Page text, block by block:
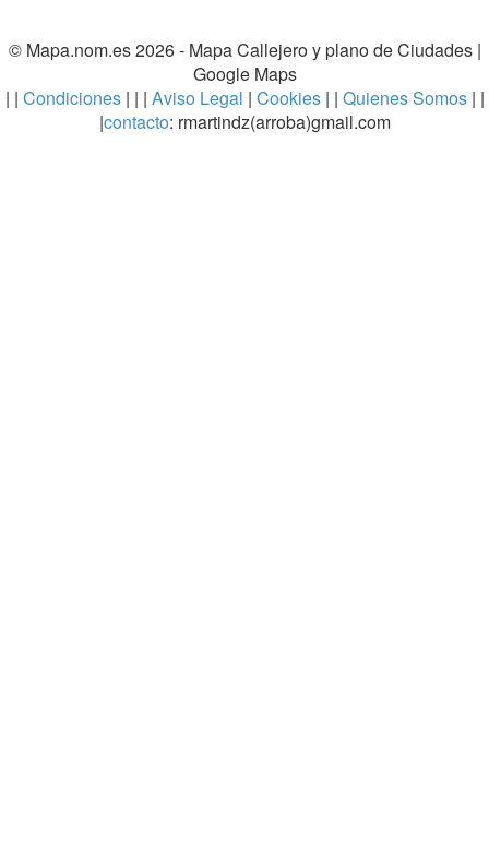
© Mapa.nom.es 2026 - Mapa Callejero y plano de Ciudades|
Google Maps
| | Condiciones| | | Aviso Legal | Cookies | | Quienes Somos | |
|contacto: rmartindz(arroba)gmail.com